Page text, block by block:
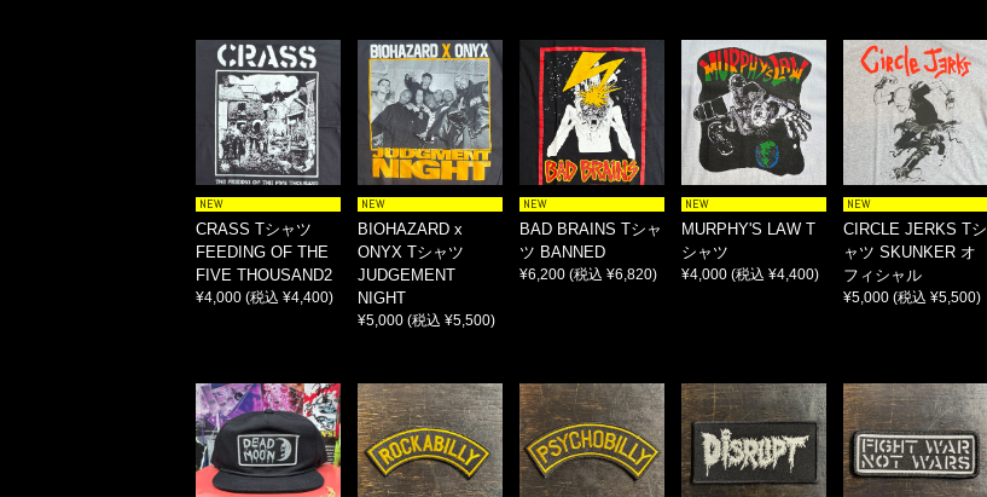
NEW
CRASS Tシャツ
FEEDING OF THE
FIVE THOUSAND2
¥4,000 (税込 ¥4,400)
NEW
BIOHAZARD x
ONYX Tシャツ
JUDGEMENT
NIGHT
¥5,000 (税込 ¥5,500)
NEW
BAD BRAINS Tシャ
ツ BANNED
¥6,200 (税込 ¥6,820)
NEW
MURPHY'S LAW T
シャツ
¥4,000 (税込 ¥4,400)
NEW
CIRCLE JERKS Tシ
ャツ SKUNKER オ
フィシャル
¥5,000 (税込 ¥5,500)